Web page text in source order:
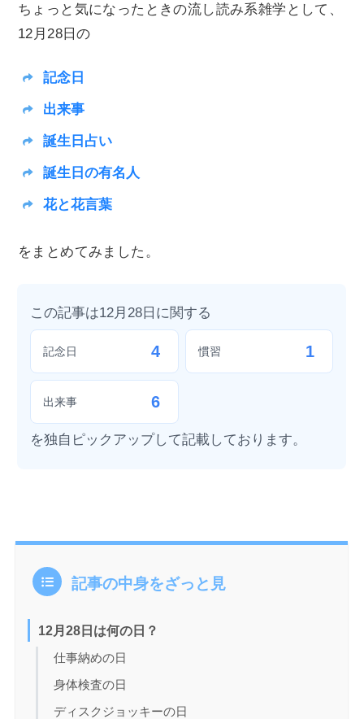
ちょっと気になったときの流し読み系雑学として、
12月28日の
記念日
出来事
誕生日占い
誕生日の有名人
花と花言葉
をまとめてみました。
この記事は12月28日に関する
記念日 4 慣習 1
出来事 6
を独自ピックアップして記載しております。
記事の中身をざっと見
12月28日は何の日？
仕事納めの日
身体検査の日
ディスクジョッキーの日